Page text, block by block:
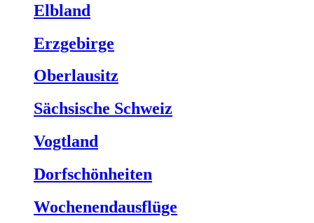
Elbland
Erzgebirge
Oberlausitz
Sächsische Schweiz
Vogtland
Dorfschönheiten
Wochenendausflüge